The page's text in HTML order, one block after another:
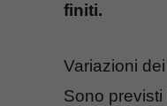
finiti.
Variazioni
Sono